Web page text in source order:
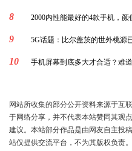
8 2000内性能最好的4款手机，颜
9 5G话题：比尔盖茨的世外桃源
10 手机屏幕到底多大才合适？难
网站所收集的部分公开资料来源于互
于网络分享，并不代表本站赞同其观
建议。本站部分作品是由网友自主投
站仅提供交流平台，不为其版权负责